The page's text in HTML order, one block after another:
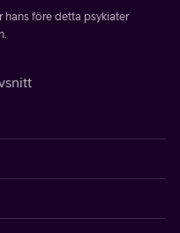
hans före detta psykiater